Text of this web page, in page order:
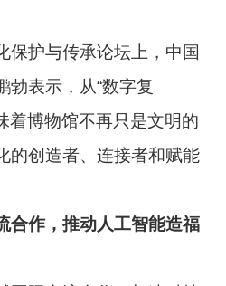
护与传承论坛上，中国
勃表示，从“数字复
着博物馆不再只是文明的
的创造者、连接者和赋能
合作，推动人工智能造福